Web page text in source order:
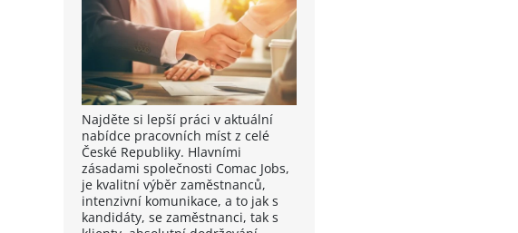
Najděte si lepší práci v aktuální
nabídce pracovních míst z celé
České Republiky. Hlavními
zásadami společnosti Comac Jobs,
je kvalitní výběr zaměstnanců,
intenzivní komunikace, a to jak s
kandidáty, se zaměstnanci, tak s